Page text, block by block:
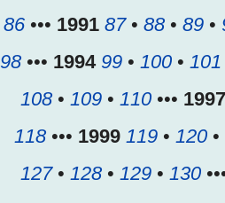
86••• 1991 87• 88• 89•
98••• 1994 99• 100• 101
108• 109• 110••• 1997
118••• 1999 119• 120•
127• 128• 129• 130